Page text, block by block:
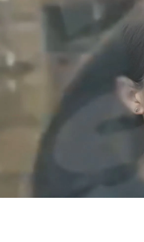
Kate Middleton reaparece